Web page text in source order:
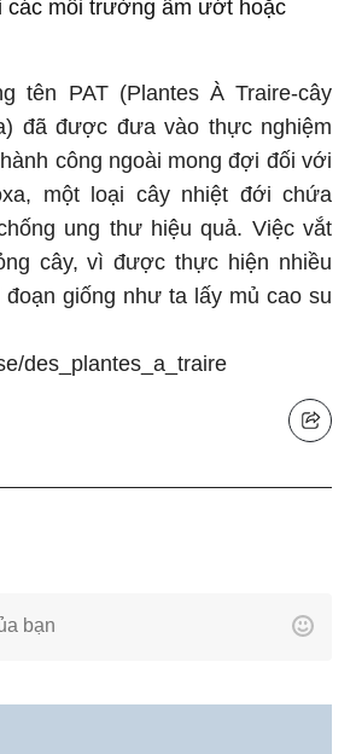
các môi trường ẩm ướt hoặc
tên PAT (Plantes À Traire-cây
đã được đưa vào thực nghiệm
công ngoài mong đợi đối với
một loại cây nhiệt đới chứa
ung thư hiệu quả. Việc vắt
cây, vì được thực hiện nhiều
đoạn giống như ta lấy mủ cao su
des_plantes_a_traire